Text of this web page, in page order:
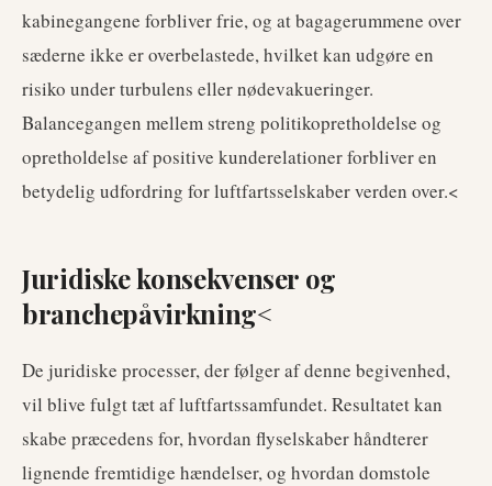
kabinegangene forbliver frie, og at bagagerummene over
sæderne ikke er overbelastede, hvilket kan udgøre en
risiko under turbulens eller nødevakueringer.
Balancegangen mellem streng politikopretholdelse og
opretholdelse af positive kunderelationer forbliver en
betydelig udfordring for luftfartsselskaber verden over.<
Juridiske konsekvenser og
branchepåvirkning<
De juridiske processer, der følger af denne begivenhed,
vil blive fulgt tæt af luftfartssamfundet. Resultatet kan
skabe præcedens for, hvordan flyselskaber håndterer
lignende fremtidige hændelser, og hvordan domstole